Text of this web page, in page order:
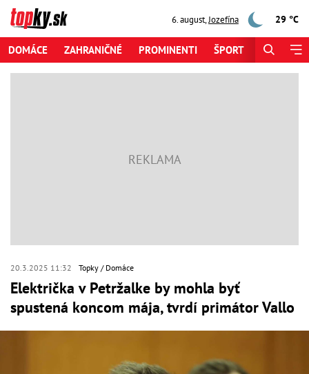
6. august,Jozefína 29 °C
DOMÁCE ZAHRANIČNÉ PROMINENTI ŠPORT
20.3.2025 11:32 Topky Domáce
Električka v Petržalke by mohla byť
spustená koncom mája, tvrdí primátor Vallo